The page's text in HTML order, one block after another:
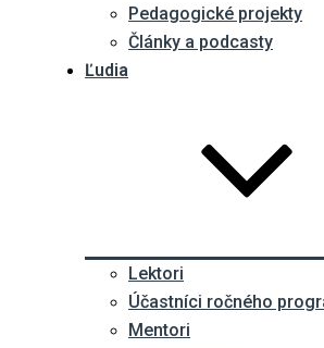
Pedagogické projekty
Články a podcasty
Ľudia
Lektori
Účastníci ročného
Mentori